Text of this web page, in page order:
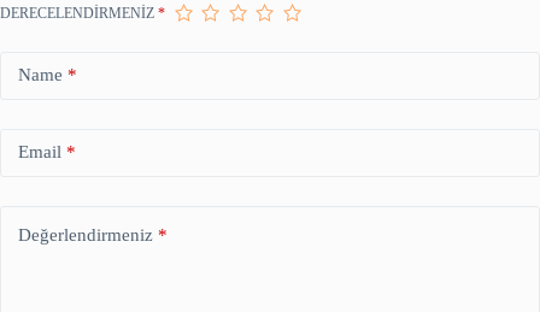
DERECELENDIRMENIZ *
Name *
Email *
Değerlendirmeniz *